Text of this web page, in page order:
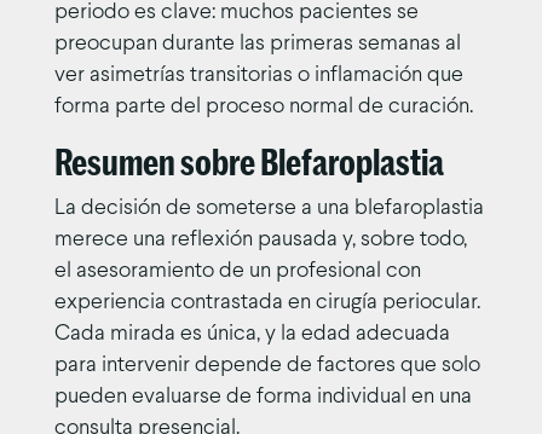
periodo es clave: muchos pacientes se
preocupan durante las primeras semanas al
ver asimetrías transitorias o inflamación que
forma parte del proceso normal de curación.
Resumen sobre Blefaroplastia
La decisión de someterse a una blefaroplastia
merece una reflexión pausada y, sobre todo,
el asesoramiento de un profesional con
experiencia contrastada en cirugía periocular.
Cada mirada es única, y la edad adecuada
para intervenir depende de factores que solo
pueden evaluarse de forma individual en una
consulta presencial.